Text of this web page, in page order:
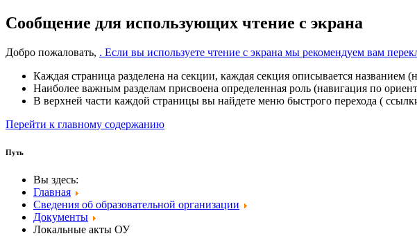
Сообщение для использующих чтение с экрана
Добро пожаловать, . Если вы используете чтение с экрана мы рекомендуем вам
Каждая страница разделена на секции, каждая секция описывается названием
Наиболее важным разделам присвоена определенная роль (навигация по
В верхней части каждой страницы вы найдете меню быстрого перехода (
Перейти к главному содержанию
Путь
Вы здесь:
Главная
Сведения об образовательной организации
Документы
Локальные акты ОУ